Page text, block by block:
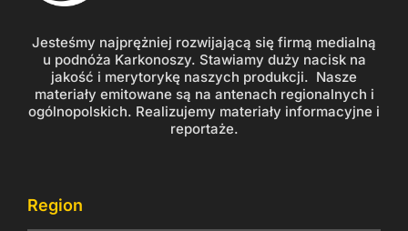
Jesteśmy najprężniej rozwijającą się firmą medialną
u podnóża Karkonoszy. Stawiamy duży nacisk na
jakość i merytorykę naszych produkcji. Nasze
materiały emitowane są na antenach regionalnych i
ogólnopolskich. Realizujemy materiały informacyjne i
reportaże.
Region